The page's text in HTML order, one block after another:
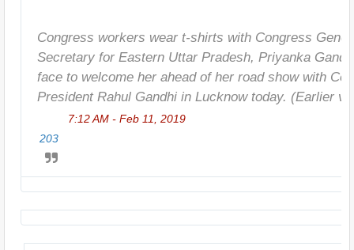
Congress workers wear t-shirts with Congress
Secretary for Eastern Uttar Pradesh, Priyanka
face to welcome her ahead of her road show with
President Rahul Gandhi in Lucknow today. (Earlier
203
7:12 AM - Feb 11, 2019